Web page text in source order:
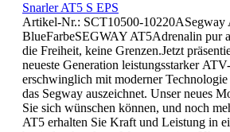
Snarler AT5 S EPS
Artikel-Nr.: SCT10500-10220ASegway
BlueFarbeSEGWAY AT5Adrenalin pur
die Freiheit, keine Grenzen.Jetzt
neueste Generation leistungsstarker
erschwinglich mit moderner
das Segway auszeichnet. Unser neues
Sie sich wünschen können, und noch
AT5 erhalten Sie Kraft und Leistung in